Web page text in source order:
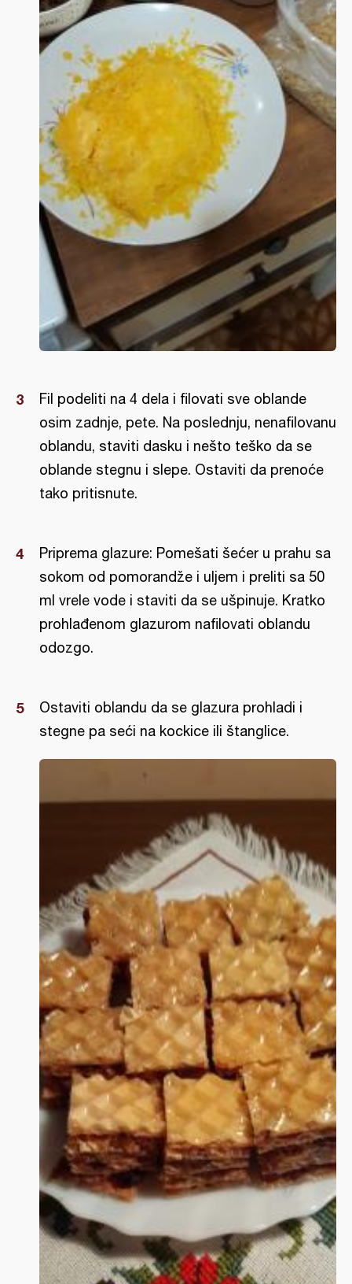
Fil podeliti na 4 dela i filovati sve oblande
osim zadnje, pete. Na poslednju, nenafilovanu
oblandu, staviti dasku i nešto teško da se
oblande stegnu i slepe. Ostaviti da prenoće
tako pritisnute.
Priprema glazure: Pomešati šećer u prahu sa
sokom od pomorandže i uljem i preliti sa 50
ml vrele vode i staviti da se ušpinuje. Kratko
prohlađenom glazurom nafilovati oblandu
odozgo.
Ostaviti oblandu da se glazura prohladi i
stegne pa seći na kockice ili štanglice.